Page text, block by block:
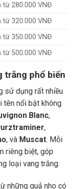
từ 280.000 VNĐ
từ 320.000 VNĐ
từ 350.000 VNĐ
từ 500.000 VNĐ
trắng phổ biến
sử dụng rất nhiều
tên nổi bật không
Blanc,
,
, và Muscat. Mỗi
riêng biệt, góp
loại vang trắng.
những quả nho có